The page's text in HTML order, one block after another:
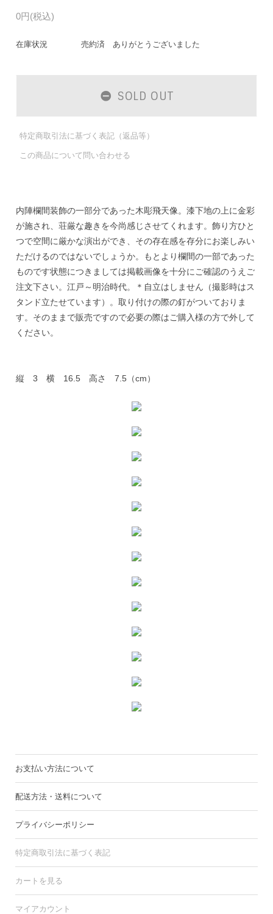
0円(税込)
在庫状況 売約済 ありがとうございました
SOLD OUT
特定商取引法に基づく表記（返品等）
この商品について問い合わせる
内陣欄間装飾の一部分であった木彫飛天像。漆下地の上に金彩
が施され、荘厳な趣きを今尚感じさせてくれます。飾り方ひと
つで空間に厳かな演出ができ、その存在感を存分にお楽しみい
ただけるのではないでしょうか。もとより欄間の一部であった
ものです状態につきましては掲載画像を十分にご確認のうえご
注文下さい。江戸～明治時代。＊自立はしません（撮影時はス
タンド立たせています）。取り付けの際の釘がついておりま
す。そのままで販売ですので必要の際はご購入様の方で外して
ください。
縦 3 横 16.5 高さ 7.5（cm）
お支払い方法について
配送方法・送料について
プライバシーポリシー
特定商取引法に基づく表記
カートを見る
マイアカウント